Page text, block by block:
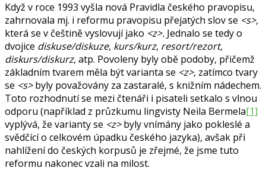
Když v roce 1993 vyšla nová Pravidla českého pravopisu,
zahrnovala mj. i reformu pravopisu přejatých slov se <s>,
která se v češtině vyslovují jako <z>. Jednalo se tedy o
dvojice diskuse/diskuze, kurs/kurz, resort/rezort,
diskurs/diskurz, atp. Povoleny byly obě podoby, přičemž
základním tvarem měla být varianta se <z>, zatímco tvary
se <s>byly považovány za zastaralé, s knižním nádechem.
Toto rozhodnutí se mezi čtenáři i pisateli setkalo s vlnou
odporu (například z průzkumu lingvisty Neila Bermela[1]
vyplývá, že varianty se <z>byly vnímány jako pokleslé a
svědčící o celkovém úpadku českého jazyka), avšak při
nahlížení do českých korpusů je zřejmé, že jsme tuto
reformu nakonec vzali na milost.